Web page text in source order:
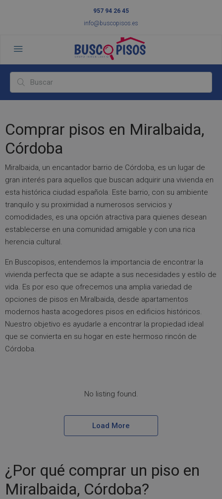
957 94 26 45
info@buscopisos.es
Comprar pisos en Miralbaida,
Córdoba
Miralbaida, un encantador barrio de Córdoba, es un lugar de
gran interés para aquellos que buscan adquirir una vivienda en
esta histórica ciudad española. Este barrio, con su ambiente
tranquilo y su proximidad a numerosos servicios y
comodidades, es una opción atractiva para quienes desean
establecerse en una comunidad amigable y con una rica
herencia cultural.
En Buscopisos, entendemos la importancia de encontrar la
vivienda perfecta que se adapte a sus necesidades y estilo de
vida. Es por eso que ofrecemos una amplia variedad de
opciones de pisos en Miralbaida, desde apartamentos
modernos hasta acogedores pisos en edificios históricos.
Nuestro objetivo es ayudarle a encontrar la propiedad ideal
que se convierta en su hogar en este hermoso rincón de
Córdoba.
No listing found.
Load More
¿Por qué comprar un piso en
Miralbaida, Córdoba?